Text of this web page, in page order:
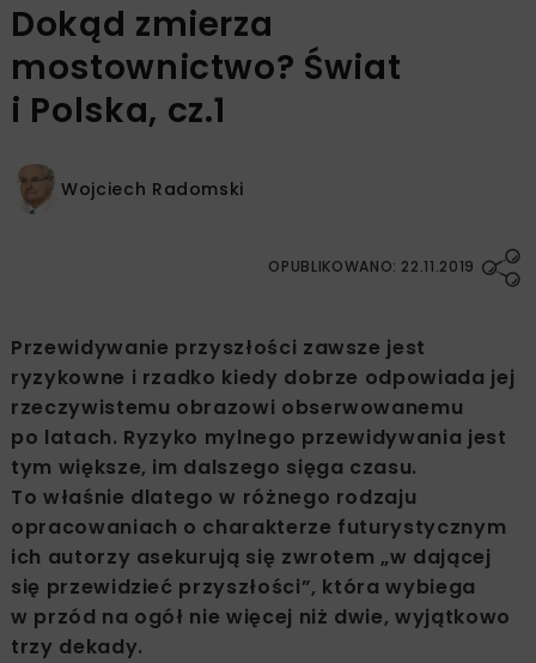
Dokąd zmierza
mostownictwo? Świat
i Polska, cz.1
Wojciech Radomski
OPUBLIKOWANO: 22.11.2019
Przewidywanie przyszłości zawsze jest
ryzykowne i rzadko kiedy dobrze odpowiada jej
rzeczywistemu obrazowi obserwowanemu
po latach. Ryzyko mylnego przewidywania jest
tym większe, im dalszego sięga czasu.
To właśnie dlatego w różnego rodzaju
opracowaniach o charakterze futurystycznym
ich autorzy asekurują się zwrotem „w dającej
się przewidzieć przyszłości”, która wybiega
w przód na ogół nie więcej niż dwie, wyjątkowo
trzy dekady.